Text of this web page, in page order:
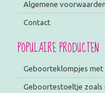
Algemene voorwaarden
Contact
POPULAIRE PRODUCTEN
Geboorteklompjes
Geboortestoeltje